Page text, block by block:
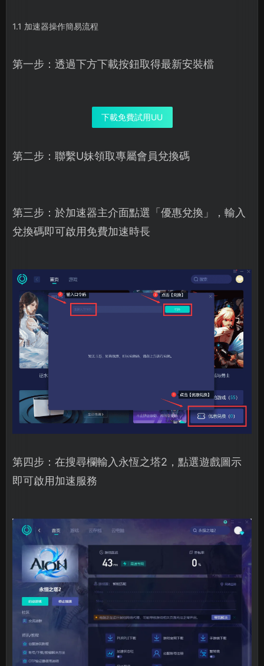
1.1 加速器操作簡易流程
第一步：透過下方下載按鈕取得最新安裝檔
下載免費試用UU
第二步：聯繫U妹領取專屬會員兌換碼
第三步：於加速器主介面點選「優惠兌換」，輸入
兌換碼即可啟用免費加速時長
第四步：在搜尋欄輸入永恆之塔2，點選遊戲圖示
即可啟用加速服務